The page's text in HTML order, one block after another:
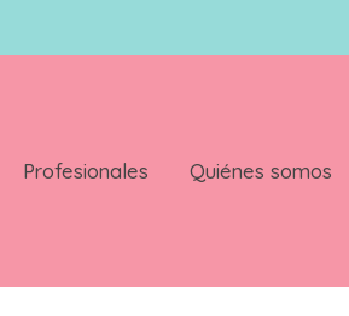
Profesionales Quiénes somos